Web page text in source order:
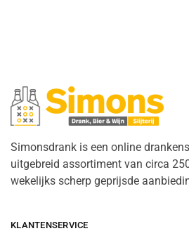
Simonsdrank is een online
uitgebreid assortiment van circa
wekelijks scherp geprijsde
KLANTENSERVICE